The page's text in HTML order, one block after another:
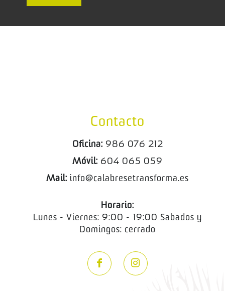
Contacto
Oficina: 986 076 212
Móvil: 604 065 059
Mail: info@calabresetransforma.es
Horario:
Lunes - Viernes: 9:00 - 19:00 Sabados y
Domingos: cerrado